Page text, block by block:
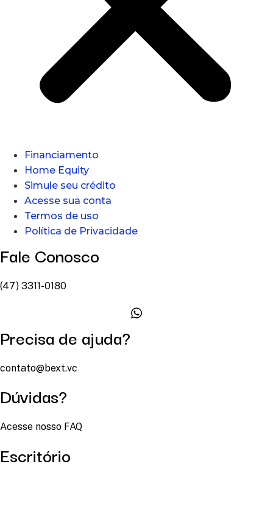
Financiamento
Home Equity
Simule seu crédito
Acesse sua conta
Termos de uso
Política de Privacidade
Fale Conosco
(47) 3311-0180
Precisa de ajuda?
contato@bext.vc
Dúvidas?
Acesse nosso FAQ
Escritório